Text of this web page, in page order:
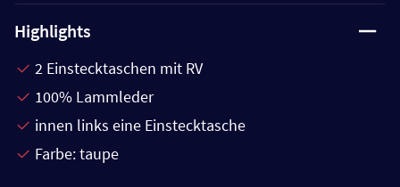
Highlights
2 Einstecktaschen mit RV
100% Lammleder
innen links eine Einstecktasche
Farbe: taupe